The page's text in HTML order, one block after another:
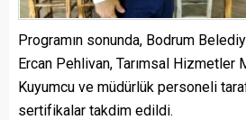
Programın sonunda, Bodrum
Ercan Pehlivan, Tarımsal Hizmetler
Kuyumcu ve müdürlük personeli
sertifikalar takdim edildi.